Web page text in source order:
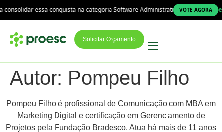
conquista na categoria Software Administrativo! A Proesc está na
VOTE AGORA
Solicitar Orçamento
Autor: Pompeu Filho
Pompeu Filho é profissional de Comunicação com MBA em
Marketing Digital e certificação em Gerenciamento de
Projetos pela Fundação Bradesco. Atua há mais de 11 anos